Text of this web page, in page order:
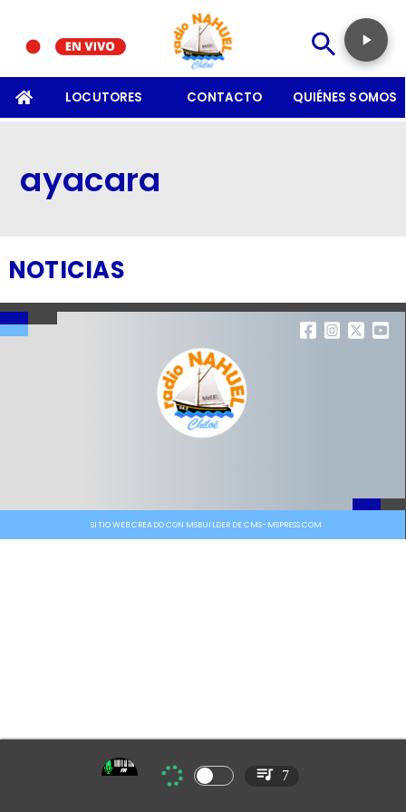
LOCUTORES CONTACTO QUIÉNES SOMOS
ayacara
NOTICIAS
SITIO WEB CREADO CON MSBUILDER DE CMS-MSPRESS.COM
7